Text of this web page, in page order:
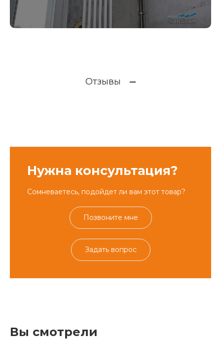
Отзывы
Нужна консультация?
Сомневаетесь, подойдет ли вам этот товар?
Позвоните мне
Задать вопрос
Вы смотрели